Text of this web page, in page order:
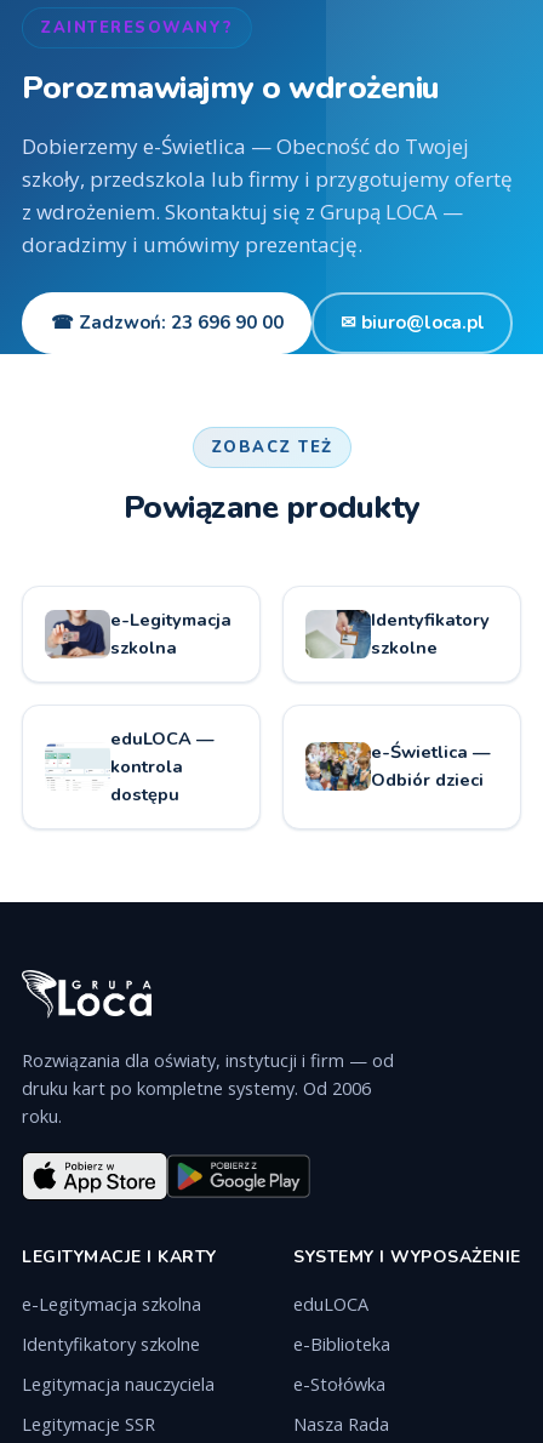
ZAINTERESOWANY?
Porozmawiajmy o wdrożeniu
Dobierzemy e-Świetlica — Obecność do Twojej
szkoły, przedszkola lub firmy i przygotujemy ofertę
z wdrożeniem. Skontaktuj się z Grupą LOCA —
doradzimy i umówimy prezentację.
☎ Zadzwoń: 23 696 90 00 ✉ biuro@loca.pl
ZOBACZ TEŻ
Powiązane produkty
e-Legitymacja
szkolna
Identyfikatory
szkolne
eduLOCA —
kontrola
dostępu
e-Świetlica —
Odbiór dzieci
Rozwiązania dla oświaty, instytucji i firm — od
druku kart po kompletne systemy. Od 2006
roku.
LEGITYMACJE I KARTY
e-Legitymacja szkolna
Identyfikatory szkolne
Legitymacja nauczyciela
Legitymacje SSR
SYSTEMY I WYPOSAŻENIE
eduLOCA
e-Biblioteka
e-Stołówka
Nasza Rada